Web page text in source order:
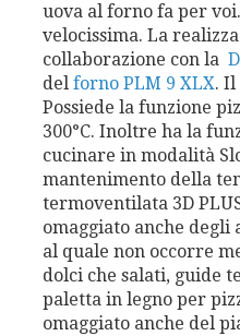
uova al forno fa per
velocissima. La
collaborazione con la
del forno PLM 9 XLX. Il
Possiede la funzione
300°C. Inoltre ha la
cucinare in modalità
mantenimento della
termoventilata 3D
omaggiato anche degli
al quale non occorre
dolci che salati, guide
paletta in legno per
omaggiato anche del